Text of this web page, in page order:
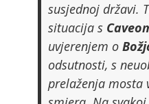
susjednoj državi.
situacija s
uvjerenjem o
odsutnosti, s
prelaženja mosta